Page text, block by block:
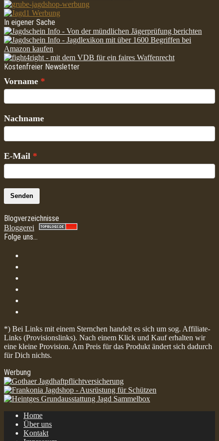
In eigener Sache
Kostenfreier Newsletter
Vorname
Nachname
E-Mail
Senden
Blogverzeichnisse
Bloggerei
Folge uns…
*) Bei Links mit einem Sternchen handelt es sich um sog. Affiliate-
Links (Provisionslinks). Nach einem Klick und Kauf erhalten wir
eine kleine Provision. Am Preis für das Produkt ändert sich dadurch
für Dich nichts.
Werbung
Home
Über uns
Kontakt